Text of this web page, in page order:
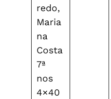
redo,
Maria
na
Costa
7ª
nos
4×40